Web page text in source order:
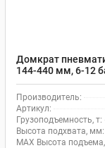
Домкрат
144-440 мм, 6-12
Производитель:
Артикул:
Грузоподъемность, т:
Высота подхвата, мм:
MAX Высота